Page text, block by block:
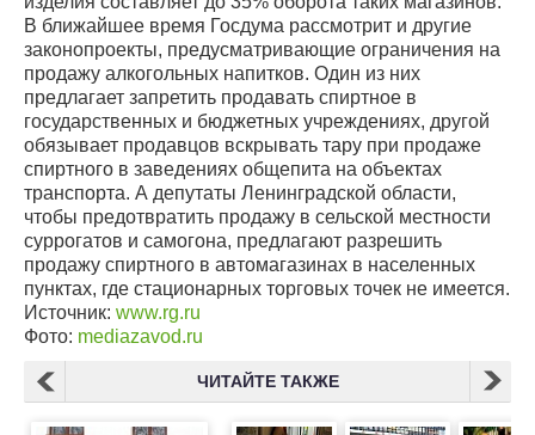
В ближайшее время Госдума рассмотрит и другие
законопроекты, предусматривающие ограничения на
продажу алкогольных напитков. Один из них
предлагает запретить продавать спиртное в
государственных и бюджетных учреждениях, другой
обязывает продавцов вскрывать тару при продаже
спиртного в заведениях общепита на объектах
транспорта. А депутаты Ленинградской области,
чтобы предотвратить продажу в сельской местности
суррогатов и самогона, предлагают разрешить
продажу спиртного в автомагазинах в населенных
пунктах, где стационарных торговых точек не имеется.
Источник: www.rg.ru
Фото: mediazavod.ru
ЧИТАЙТЕ ТАКЖЕ